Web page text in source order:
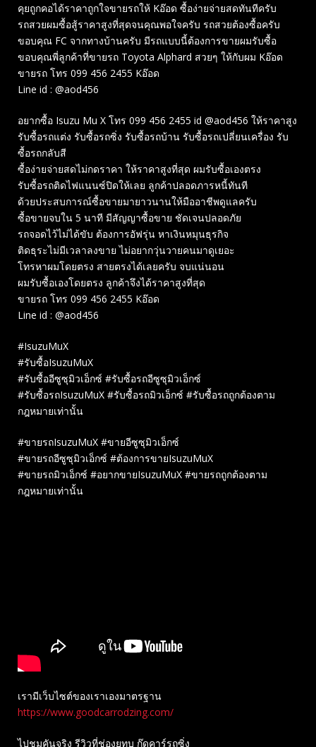
คุยถูกคอได้ราคาถูกใจขายรถให้ Kอ๊อด ซื้อง่ายจ่ายสดทันทีครับ
รถสวยผมซื้อสู้ราคาสูงที่สุดจนคุณพอใจครับ รถสวยต้องซื้อครับ
ขอบคุณ FC จากทางบ้านครับ มีรถแบบนี้ต้องการขายผมรับซื้อ
ขอบคุณพี่ลูกค้าที่ขายรถ Toyota Alphard สวยๆ ให้กับผม Kอ๊อด
ขายรถ โทร 099 456 2455 Kอ๊อด
Line id : @aod456
อยากซื้อ Isuzu Mu X โทร 099 456 2455 id @aod456 ให้ราคาสูง
รับซื้อรถแต่ง รับซื้อรถซิ่ง รับซื้อรถบ้าน รับซื้อรถเปลี่ยนเครื่อง รับ
ซื้อรถกลับสี
ซื้อง่ายจ่ายสดไม่กดราคา ให้ราคาสูงที่สุด ผมรับซื้อเองตรง
รับซื้อรถติดไฟแนนซ์ปิดให้เลย ลูกค้าปลอดภารหนี้ทันที
ด้วยประสบการณ์ซื้อขายมายาวนานให้มืออาชีพดูแลครับ
ซื้อขายจบใน 5 นาที มีสัญญาซื้อขาย ชัดเจนปลอดภัย
รถจอดไว้ไม่ได้ขับ ต้องการอัฟรุ่น หาเงินหมุนธุรกิจ
ติดธุระไม่มีเวลาลงขาย ไม่อยากวุ่นวายคนมาดูเยอะ
โทรหาผมโดยตรง สายตรงได้เลยครับ จบแน่นอน
ผมรับซื้อเองโดยตรง ลูกค้าจึงได้ราคาสูงที่สุด
ขายรถ โทร 099 456 2455 Kอ๊อด
Line id : @aod456
#IsuzuMuX
#รับซื้อIsuzuMuX
#รับซื้ออีซูซุมิวเอ็กซ์ #รับซื้อรถอีซูซุมิวเอ็กซ์
#รับซื้อรถIsuzuMuX #รับซื้อรถมิวเอ็กซ์ #รับซื้อรถถูกต้องตาม
กฎหมายเท่านั้น
#ขายรถIsuzuMuX #ขายอีซูซุมิวเอ็กซ์
#ขายรถอีซูซุมิวเอ็กซ์ #ต้องการขายIsuzuMuX
#ขายรถมิวเอ็กซ์ #อยากขายIsuzuMuX #ขายรถถูกต้องตาม
กฎหมายเท่านั้น
เรามีเว็บไซต์ของเราเองมาตรฐาน
https://www.goodcarrodzing.com/
ไปชมคันจริง รีวิวที่ช่องยู​ทูบ​ กู๊ดคาร์รถซิ่ง